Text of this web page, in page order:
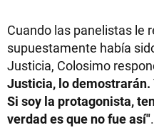
Cuando las panelistas le
supuestamente había
Justicia, Colosimo
Justicia, lo
Si soy la protagonista,
verdad es que no fue así"